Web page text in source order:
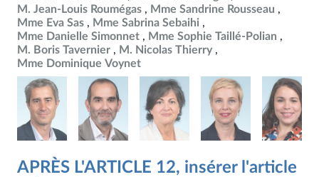
M. Jean-Louis Roumégas
Mme Sandrine Rousseau
Mme Eva Sas
Mme Sabrina Sebaihi
Mme Danielle Simonnet
Mme Sophie Taillé-Polian
M. Boris Tavernier
M. Nicolas Thierry
Mme Dominique Voynet
APRÈS L'ARTICLE 12, insérer l'article